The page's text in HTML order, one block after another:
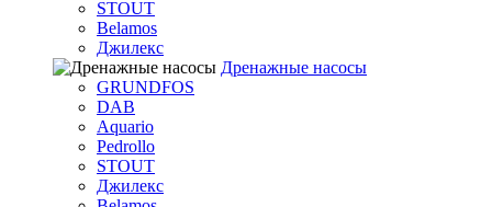
STOUT
Belamos
Джилекс
Дренажные насосы
GRUNDFOS
DAB
Aquario
Pedrollo
STOUT
Джилекс